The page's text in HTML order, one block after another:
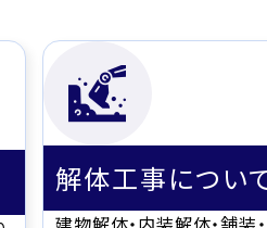
解体工事につい